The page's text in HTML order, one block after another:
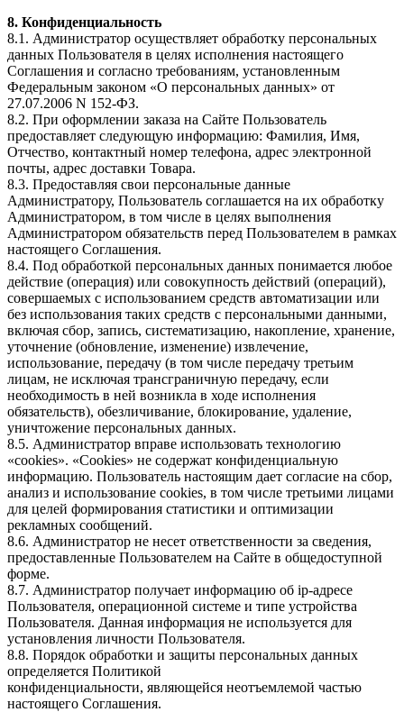
8. Конфиденциальность
8.1. Администратор осуществляет обработку персональных
данных Пользователя в целях исполнения настоящего
Соглашения и согласно требованиям, установленным
Федеральным законом «О персональных данных» от
27.07.2006 N 152-ФЗ.
8.2. При оформлении заказа на Сайте Пользователь
предоставляет следующую информацию: Фамилия, Имя,
Отчество, контактный номер телефона, адрес электронной
почты, адрес доставки Товара.
8.3. Предоставляя свои персональные данные
Администратору, Пользователь соглашается на их обработку
Администратором, в том числе в целях выполнения
Администратором обязательств перед Пользователем в рамках
настоящего Соглашения.
8.4. Под обработкой персональных данных понимается любое
действие (операция) или совокупность действий (операций),
совершаемых с использованием средств автоматизации или
без использования таких средств с персональными данными,
включая сбор, запись, систематизацию, накопление, хранение,
уточнение (обновление, изменение) извлечение,
использование, передачу (в том числе передачу третьим
лицам, не исключая трансграничную передачу, если
необходимость в ней возникла в ходе исполнения
обязательств), обезличивание, блокирование, удаление,
уничтожение персональных данных.
8.5. Администратор вправе использовать технологию
«cookies». «Cookies» не содержат конфиденциальную
информацию. Пользователь настоящим дает согласие на сбор,
анализ и использование cookies, в том числе третьими лицами
для целей формирования статистики и оптимизации
рекламных сообщений.
8.6. Администратор не несет ответственности за сведения,
предоставленные Пользователем на Сайте в общедоступной
форме.
8.7. Администратор получает информацию об ip-адресе
Пользователя, операционной системе и типе устройства
Пользователя. Данная информация не используется для
установления личности Пользователя.
8.8. Порядок обработки и защиты персональных данных
определяется Политикой
конфиденциальности, являющейся неотъемлемой частью
настоящего Соглашения.